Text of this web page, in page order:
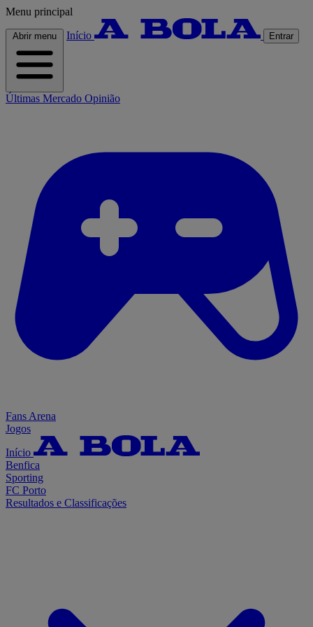
Menu principal
Abrir menu Início Entrar
Últimas Mercado Opinião
Fans Arena
Jogos
Início
Benfica
Sporting
FC Porto
Resultados e Classificações